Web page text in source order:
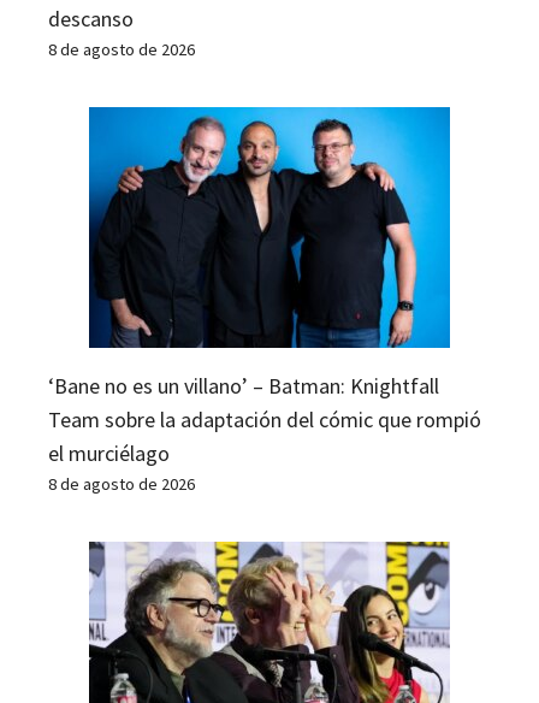
descanso
8 de agosto de 2026
‘Bane no es un villano’ – Batman: Knightfall
Team sobre la adaptación del cómic que rompió
el murciélago
8 de agosto de 2026